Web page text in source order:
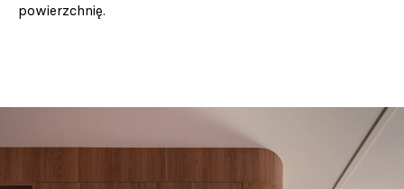
powierzchnię.